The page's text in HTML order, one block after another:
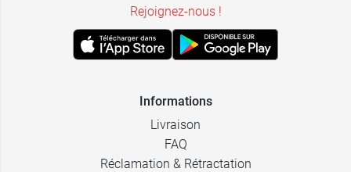
Rejoignez-nous !
Informations
Livraison
FAQ
Réclamation & Rétractation